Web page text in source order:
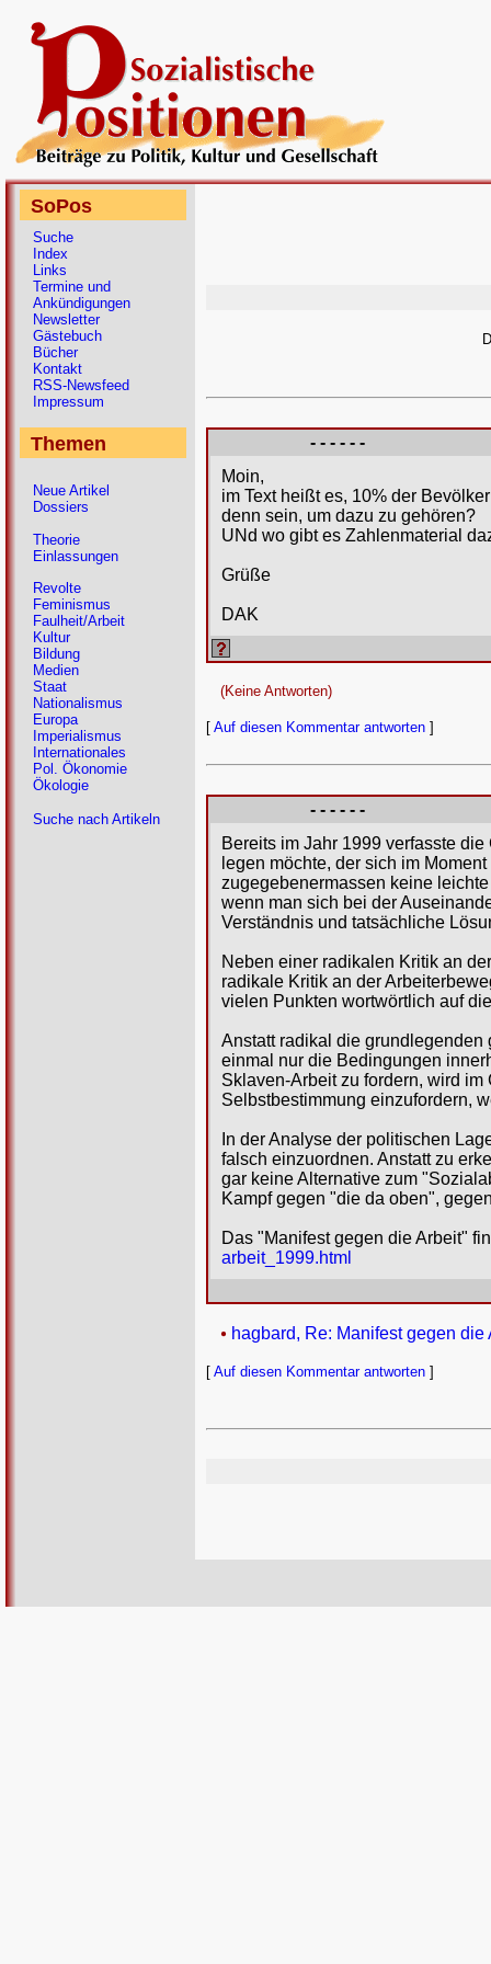
- - - - - -
Moin,
im Text heißt es, 10% der
denn sein, um dazu zu gehören?
UNd wo gibt es Zahlenmaterial
Grüße
DAK
(Keine Antworten)
[ Auf diesen Kommentar antworten ]
- - - - - -
Bereits im Jahr 1999 verfasste
legen möchte, der sich im
zugegebenermassen keine
wenn man sich bei der
Verständnis und tatsächliche
Neben einer radikalen Kritik an
radikale Kritik an der
vielen Punkten wortwörtlich auf
Anstatt radikal die
einmal nur die Bedingungen
Sklaven-Arbeit zu fordern, wird
Selbstbestimmung einzufordern,
In der Analyse der politischen
falsch einzuordnen. Anstatt zu
gar keine Alternative zum
Kampf gegen "die da oben",
Das "Manifest gegen die Arbeit"
arbeit_1999.html
hagbard, Re: Manifest gegen
[ Auf diesen Kommentar antworten ]
SoPos
Suche
Index
Links
Termine und
Ankündigungen
Newsletter
Gästebuch
Bücher
Kontakt
RSS-Newsfeed
Impressum
Themen
Neue Artikel
Dossiers
Theorie
Einlassungen
Revolte
Feminismus
Faulheit/Arbeit
Kultur
Bildung
Medien
Staat
Nationalismus
Europa
Imperialismus
Internationales
Pol. Ökonomie
Ökologie
Suche nach Artikeln